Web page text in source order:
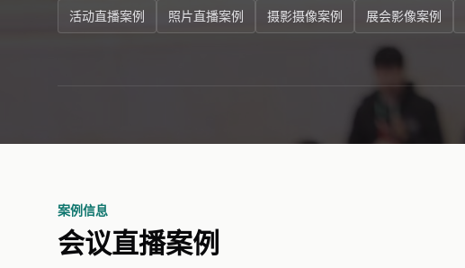
活动直播案例
照片直播案例 摄影摄像案例 展会影像案例
案例信息
会议直播案例